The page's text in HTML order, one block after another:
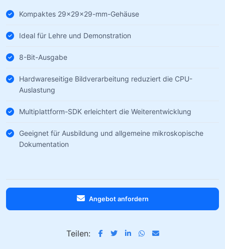
Kompaktes 29×29×29-mm-Gehäuse
Ideal für Lehre und Demonstration
8-Bit-Ausgabe
Hardwareseitige Bildverarbeitung reduziert die CPU-
Auslastung
Multiplattform-SDK erleichtert die Weiterentwicklung
Geeignet für Ausbildung und allgemeine mikroskopische
Dokumentation
Angebot anfordern
Teilen: